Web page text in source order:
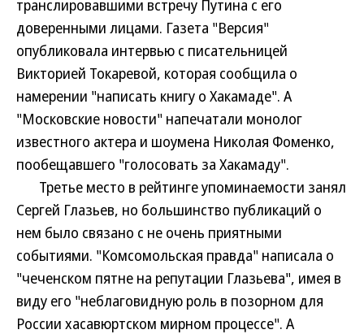
транслировавшими встречу Путина с его
доверенными лицами. Газета "Версия"
опубликовала интервью с писательницей
Викторией Токаревой, которая сообщила о
намерении "написать книгу о Хакамаде". А
"Московские новости" напечатали монолог
известного актера и шоумена Николая Фоменко,
пообещавшего "голосовать за Хакамаду".
Третье место в рейтинге упоминаемости занял
Сергей Глазьев, но большинство публикаций о
нем было связано с не очень приятными
событиями. "Комсомольская правда" написала о
"чеченском пятне на репутации Глазьева", имея в
виду его "неблаговидную роль в позорном для
России хасавюртском мирном процессе". А